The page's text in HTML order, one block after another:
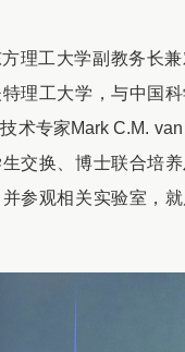
理工大学副教务长
理工大学，与中国科
术专家Mark C.M.
交换、博士联合培
参观相关实验室，